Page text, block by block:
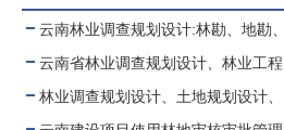
云南林业调查规划设计:林勘、地勘、测绘、土地规划
云南省林业调查规划设计、林业工程、可行性报告
林业调查规划设计、土地规划设计、测绘项目业务合作、代理